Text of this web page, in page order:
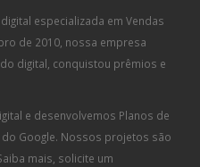
especializada em Vendas
de 2010, nossa empresa
digital, conquistou prêmios e
e desenvolvemos Planos de
do Google. Nossos projetos são
mais, solicite um